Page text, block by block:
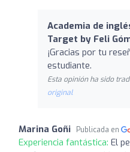
Academia de
Target by Feli
¡Gracias por tu
estudiante.
Esta opinión ha sido
original
Marina Goñi Publicada en
Experiencia fantástica: El